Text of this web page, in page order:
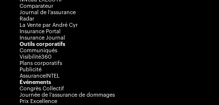
Comparateur
Journal de l’assurance
Radar
La Vente par André Cyr
Insurance Portal
Insurance Journal
Outils corporatifs
Communiqués
Visibilité360
Plans corporatifs
Publicité
AssuranceINTEL
Événements
Congrès Collectif
Journée de l’assurance de dommages
Prix Excellence